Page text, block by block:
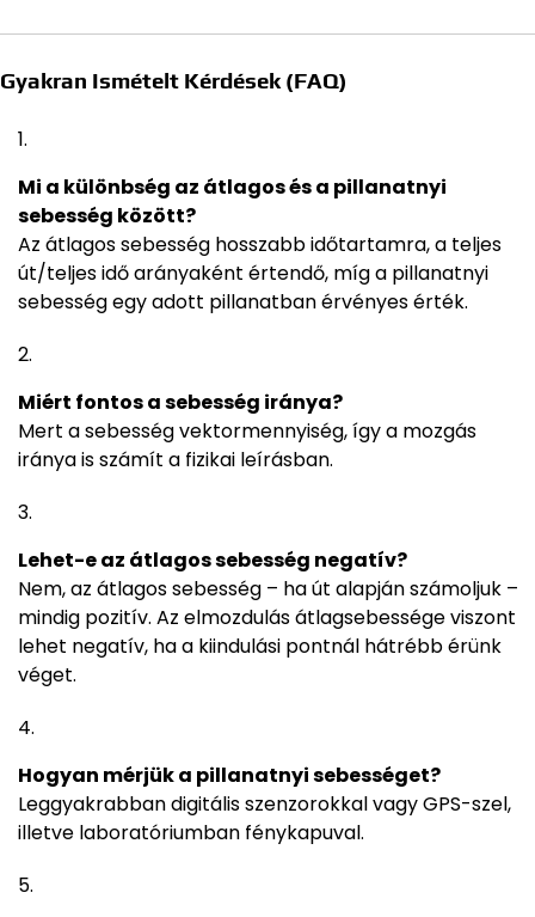
Gyakran Ismételt Kérdések (FAQ)
Mi a különbség az átlagos és a pillanatnyi
sebesség között?
Az átlagos sebesség hosszabb időtartamra, a teljes
út/teljes idő arányaként értendő, míg a pillanatnyi
sebesség egy adott pillanatban érvényes érték.
Miért fontos a sebesség iránya?
Mert a sebesség vektormennyiség, így a mozgás
iránya is számít a fizikai leírásban.
Lehet-e az átlagos sebesség negatív?
Nem, az átlagos sebesség – ha út alapján számoljuk –
mindig pozitív. Az elmozdulás átlagsebessége viszont
lehet negatív, ha a kiindulási pontnál hátrébb érünk
véget.
Hogyan mérjük a pillanatnyi sebességet?
Leggyakrabban digitális szenzorokkal vagy GPS-szel,
illetve laboratóriumban fénykapuval.